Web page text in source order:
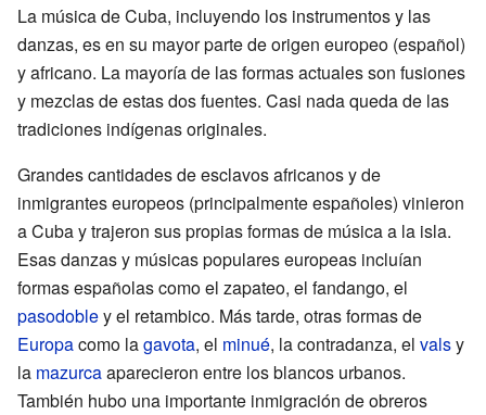
La música de Cuba, incluyendo los instrumentos y las
danzas, es en su mayor parte de origen europeo (español)
y africano. La mayoría de las formas actuales son fusiones
y mezclas de estas dos fuentes. Casi nada queda de las
tradiciones indígenas originales.
Grandes cantidades de esclavos africanos y de
inmigrantes europeos (principalmente españoles) vinieron
a Cuba y trajeron sus propias formas de música a la isla.
Esas danzas y músicas populares europeas incluían
formas españolas como el zapateo, el fandango, el
pasodobley el retambico. Más tarde, otras formas de
Europacomo lagavota, el minué, la contradanza, el valsy
la mazurcaaparecieron entre los blancos urbanos.
También hubo una importante inmigración de obreros